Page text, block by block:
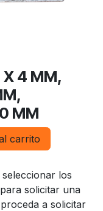
X 4 MM,
MM
carrito
los
solicitar una
a solicitar